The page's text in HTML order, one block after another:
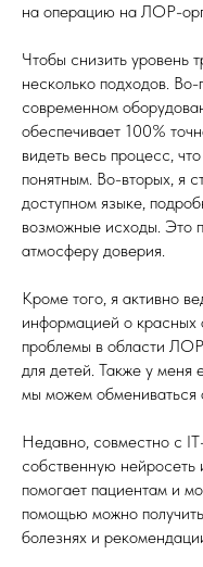
на операцию на ЛОР-
Чтобы снизить уровень
несколько подходов.
современном
обеспечивает 100%
видеть весь процесс,
понятным. Во-вторых, я
доступном языке,
возможные исходы. Это
атмосферу доверия.
Кроме того, я активно
информацией о красных
проблемы в области
для детей. Также у меня
мы можем обмениваться
Недавно, совместно с
собственную нейросеть
помогает пациентам и
помощью можно
болезнях и